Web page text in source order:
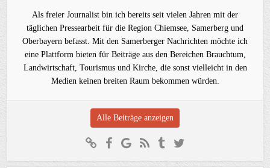
Als freier Journalist bin ich bereits seit vielen Jahren mit der
täglichen Pressearbeit für die Region Chiemsee, Samerberg und
Oberbayern befasst. Mit den Samerberger Nachrichten möchte ich
eine Plattform bieten für Beiträge aus den Bereichen Brauchtum,
Landwirtschaft, Tourismus und Kirche, die sonst vielleicht in den
Medien keinen breiten Raum bekommen würden.
Alle Beiträge anzeigen